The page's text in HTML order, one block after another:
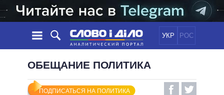
УКР РОС
НОВОСТИ
ЛЕНТА
ПОЛИТИКА
ОБЕЩАНИЯ
ОБЕЩАНИЕ ПОЛИТИКА
ПОДПИСАТЬСЯ НА ПОЛИТИКА